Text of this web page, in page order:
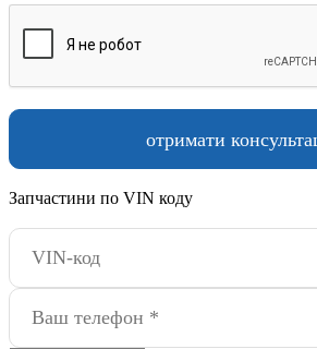
Запчастини по VIN коду